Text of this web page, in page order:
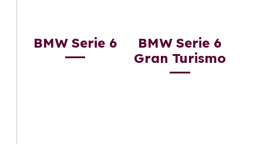
BMW Serie 6
BMW Serie 6
Gran Turismo